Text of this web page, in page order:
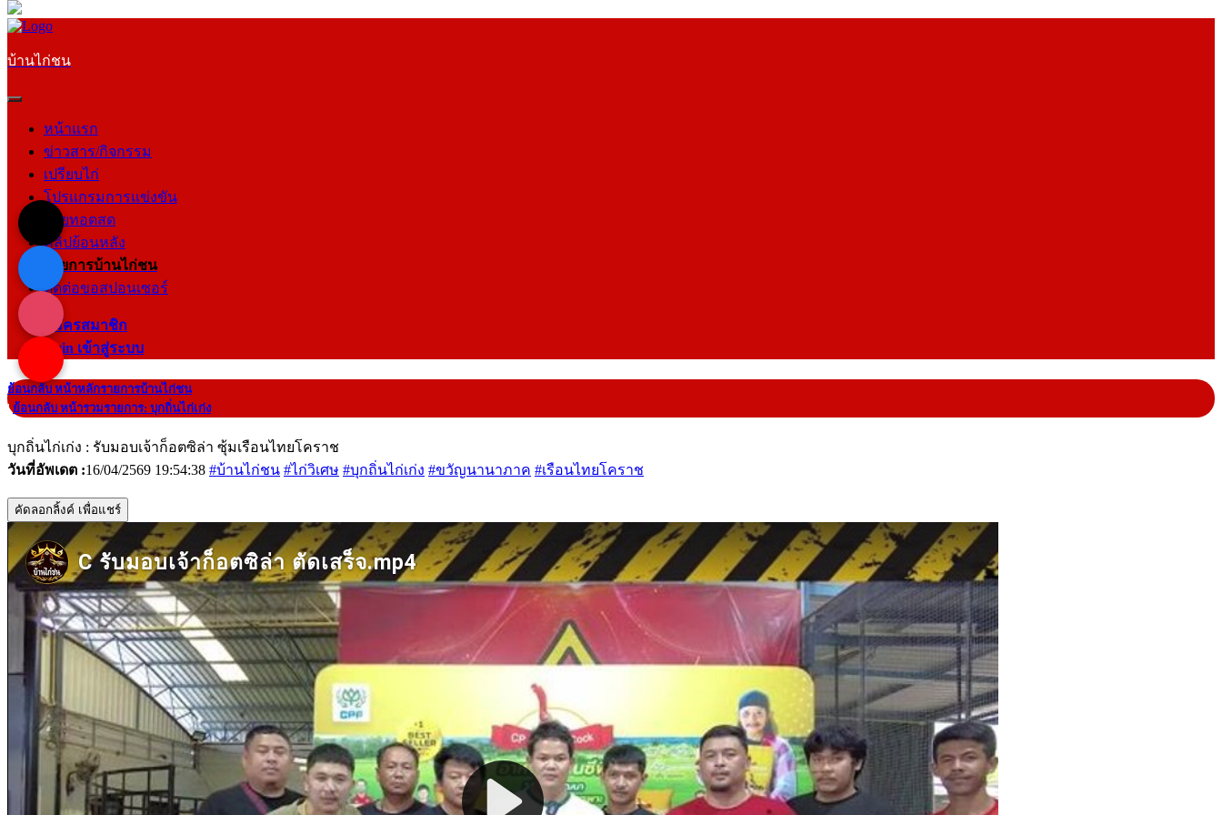
บ้านไก่ชน
หน้าแรก
ข่าวสาร/กิจกรรม
เปรียบไก่
โปรแกรมการแข่งขัน
ถ่ายทอดสด
คลิปย้อนหลัง
รายการบ้านไก่ชน
ติดต่อขอสปอนเซอร์
สมัครสมาชิก
login เข้าสู่ระบบ
ย้อนกลับ หน้าหลักรายการบ้านไก่ชน
|ย้อนกลับ หน้ารวมรายการ: บุกถิ่นไก่เก่ง
บุกถิ่นไก่เก่ง : รับมอบเจ้าก็อตซิล่า ซุ้มเรือนไทยโคราช
วันที่อัพเดต :16/04/2569 19:54:38 #บ้านไก่ชน #ไก่วิเศษ #บุกถิ่นไก่เก่ง #ขวัญนานาภาค #เรือนไทยโคราช
คัดลอกลิ้งค์ เพื่อแชร์